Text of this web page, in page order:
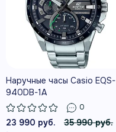
Наручные часы Casio EQS-
940DB-1A
0
23 990 руб.
35 990 руб.